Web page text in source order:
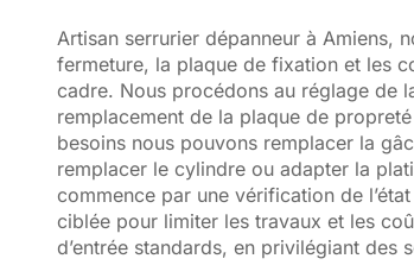
Artisan serrurier dépanneur à Amiens,
fermeture, la plaque de fixation et les
cadre. Nous procédons au réglage de
remplacement de la plaque de
besoins nous pouvons remplacer la
remplacer le cylindre ou adapter la
commence par une vérification de
ciblée pour limiter les travaux et les
d’entrée standards, en privilégiant des